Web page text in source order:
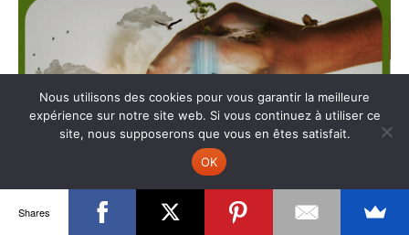
Nous utilisons des cookies pour vous garantir la meilleure
expérience sur notre site web. Si vous continuez à utiliser ce
site, nous supposerons que vous en êtes satisfait.
OK
Shares